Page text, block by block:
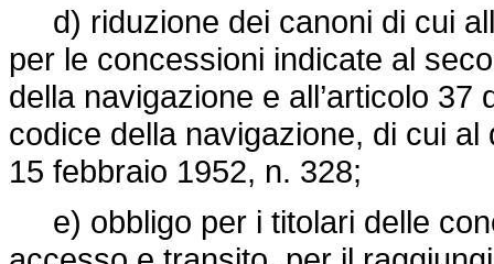
d) riduzione dei canoni di cui
per le concessioni indicate al
della navigazione e all’articolo 37
codice della navigazione, di cui al
15 febbraio 1952, n. 328;
e) obbligo per i titolari delle